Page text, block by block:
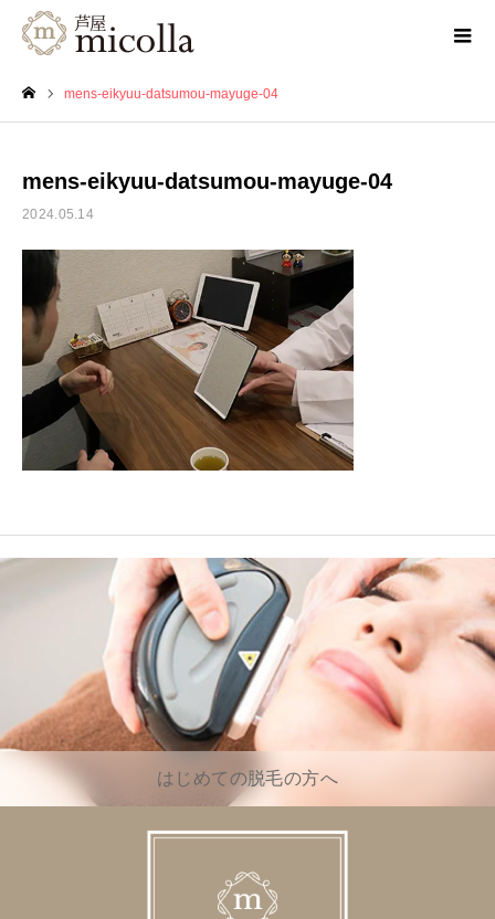
mens-eikyuu-datsumou-mayuge-04
mens-eikyuu-datsumou-mayuge-04
2024.05.14
はじめての脱毛の方へ